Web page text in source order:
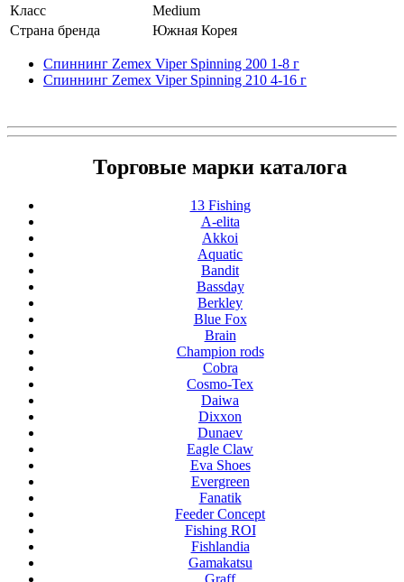
Класс
Medium
Страна бренда
Южная Корея
Спиннинг Zemex Viper Spinning 200 1-8 г
Спиннинг Zemex Viper Spinning 210 4-16 г
Торговые марки каталога
13 Fishing
A-elita
Akkoi
Aquatic
Bandit
Bassday
Berkley
Blue Fox
Brain
Champion rods
Cobra
Cosmo-Tex
Daiwa
Dixxon
Dunaev
Eagle Claw
Eva Shoes
Evergreen
Fanatik
Feeder Concept
Fishing ROI
Fishlandia
Gamakatsu